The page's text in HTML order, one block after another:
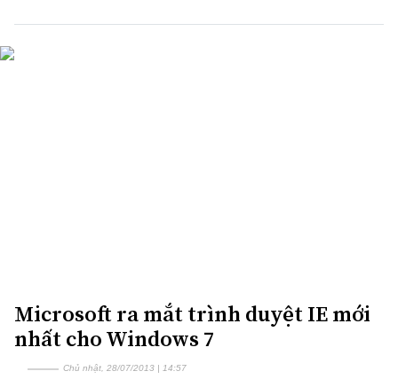
Microsoft ra mắt trình duyệt IE mới
nhất cho Windows 7
Chủ nhật, 28/07/2013 | 14:57